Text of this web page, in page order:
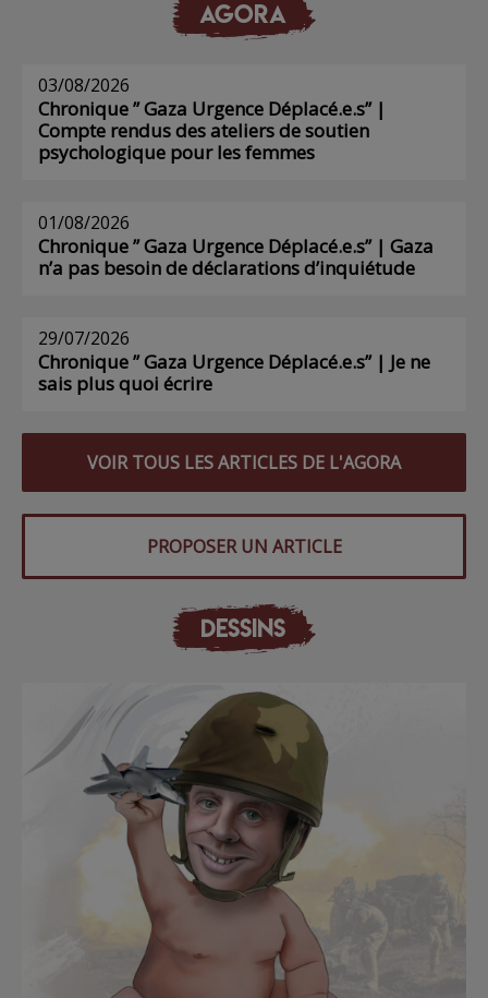
AGORA
03/08/2026
Chronique ” Gaza Urgence Déplacé.e.s” |
Compte rendus des ateliers de soutien
psychologique pour les femmes
01/08/2026
Chronique ” Gaza Urgence Déplacé.e.s” | Gaza
n’a pas besoin de déclarations d’inquiétude
29/07/2026
Chronique ” Gaza Urgence Déplacé.e.s” | Je ne
sais plus quoi écrire
VOIR TOUS LES ARTICLES DE L'AGORA
PROPOSER UN ARTICLE
DESSINS